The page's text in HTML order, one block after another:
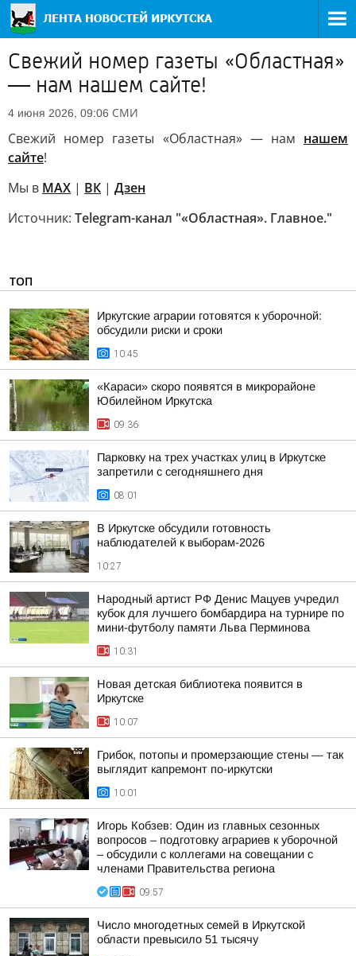
Свежий номер газеты «Областная»
— нам нашем сайте!
4 июня 2026, 09:06 СМИ
Свежий номер газеты «Областная» — нам нашем
сайте!
Мы в MAX | ВК | Дзен
Источник: Telegram-канал "«Областная». Главное."
ТОП
Иркутские аграрии готовятся к уборочной:
обсудили риски и сроки
10:45
«Караси» скоро появятся в микрорайоне
Юбилейном Иркутска
09:36
Парковку на трех участках улиц в Иркутске
запретили с сегодняшнего дня
08:01
В Иркутске обсудили готовность
наблюдателей к выборам-2026
10:27
Народный артист РФ Денис Мацуев учредил
кубок для лучшего бомбардира на турнире по
мини-футболу памяти Льва Перминова
10:31
Новая детская библиотека появится в
Иркутске
10:07
Грибок, потопы и промерзающие стены — так
выглядит капремонт по-иркутски
10:01
Игорь Кобзев: Один из главных сезонных
вопросов – подготовку аграриев к уборочной
– обсудили с коллегами на совещании с
членами Правительства региона
09:57
Число многодетных семей в Иркутской
области превысило 51 тысячу